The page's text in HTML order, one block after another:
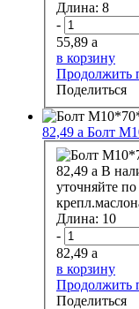
Длина: 8
-
55,89 a
в корзину
Продолжить
Поделиться
82,49 a Болт
82,49 a В
уточняйте
Длина: 10
-
82,49 a
в корзину
Продолжить
Поделиться